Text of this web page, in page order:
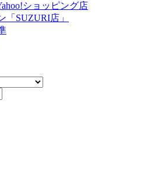
ショッピング店
「SUZURI店」